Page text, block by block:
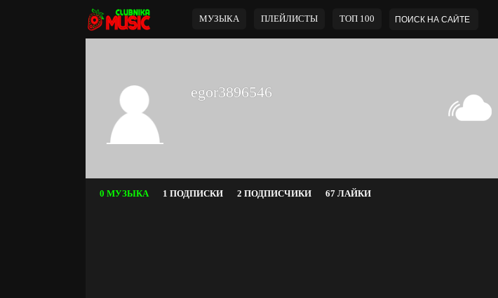
МУЗЫКА ПЛЕЙЛИСТЫ ТОП 100
egor3896546
0 МУЗЫКА 1 ПОДПИСКИ 2 ПОДПИСЧИКИ 67 ЛАЙКИ